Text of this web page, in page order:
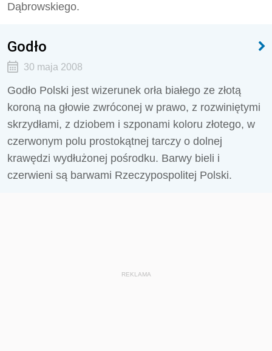
Dąbrowskiego.
Godło
30 maja 2008
Godło Polski jest wizerunek orła białego ze złotą
koroną na głowie zwróconej w prawo, z rozwiniętymi
skrzydłami, z dziobem i szponami koloru złotego, w
czerwonym polu prostokątnej tarczy o dolnej
krawędzi wydłużonej pośrodku. Barwy bieli i
czerwieni są barwami Rzeczypospolitej Polski.
REKLAMA